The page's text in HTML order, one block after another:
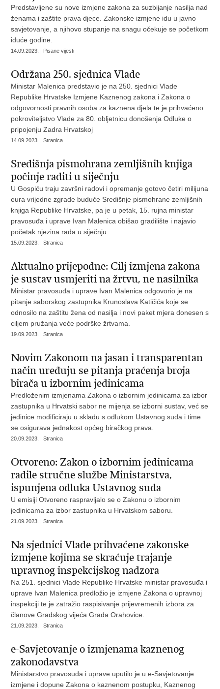
Predstavljene su nove izmjene zakona za suzbijanje nasilja nad
ženama i zaštite prava djece. Zakonske izmjene idu u javno
savjetovanje, a njihovo stupanje na snagu očekuje se početkom
iduće godine.
14.09.2023. | Pisane vijesti
Održana 250. sjednica Vlade
Ministar Malenica predstavio je na 250. sjednici Vlade
Republike Hrvatske Izmjene Kaznenog zakona i Zakona o
odgovornosti pravnih osoba za kaznena djela te je prihvaćeno
pokroviteljstvo Vlade za 80. obljetnicu donošenja Odluke o
pripojenju Zadra Hrvatskoj
14.09.2023. | Stranica
Središnja pismohrana zemljišnih knjiga
počinje raditi u siječnju
U Gospiću traju završni radovi i opremanje gotovo četiri milijuna
eura vrijedne zgrade buduće Središnje pismohrane zemljišnih
knjiga Republike Hrvatske, pa je u petak, 15. rujna ministar
pravosuđa i uprave Ivan Malenica obišao gradilište i najavio
početak njezina rada u siječnju
15.09.2023. | Stranica
Aktualno prijepodne: Cilj izmjena zakona
je sustav usmjeriti na žrtvu, ne nasilnika
Ministar pravosuđa i uprave Ivan Malenica odgovorio je na
pitanje saborskog zastupnika Krunoslava Katičića koje se
odnosilo na zaštitu žena od nasilja i novi paket mjera donesen s
ciljem pružanja veće podrške žrtvama.
19.09.2023. | Stranica
Novim Zakonom na jasan i transparentan
način uređuju se pitanja praćenja broja
birača u izbornim jedinicama
Predloženim izmjenama Zakona o izbornim jedinicama za izbor
zastupnika u Hrvatski sabor ne mijenja se izborni sustav, već se
jedinice modificiraju u skladu s odlukom Ustavnog suda i time
se osigurava jednakost općeg biračkog prava.
20.09.2023. | Stranica
Otvoreno: Zakon o izbornim jedinicama
radile stručne službe Ministarstva,
ispunjena odluka Ustavnog suda
U emisiji Otvoreno raspravljalo se o Zakonu o izbornim
jedinicama za izbor zastupnika u Hrvatskom saboru.
21.09.2023. | Stranica
Na sjednici Vlade prihvaćene zakonske
izmjene kojima se skraćuje trajanje
upravnog inspekcijskog nadzora
Na 251. sjednici Vlade Republike Hrvatske ministar pravosuđa i
uprave Ivan Malenica predložio je izmjene Zakona o upravnoj
inspekciji te je zatražio raspisivanje prijevremenih izbora za
članove Gradskog vijeća Grada Orahovice.
21.09.2023. | Stranica
e-Savjetovanje o izmjenama kaznenog
zakonodavstva
Ministarstvo pravosuđa i uprave uputilo je u e-Savjetovanje
izmjene i dopune Zakona o kaznenom postupku, Kaznenog